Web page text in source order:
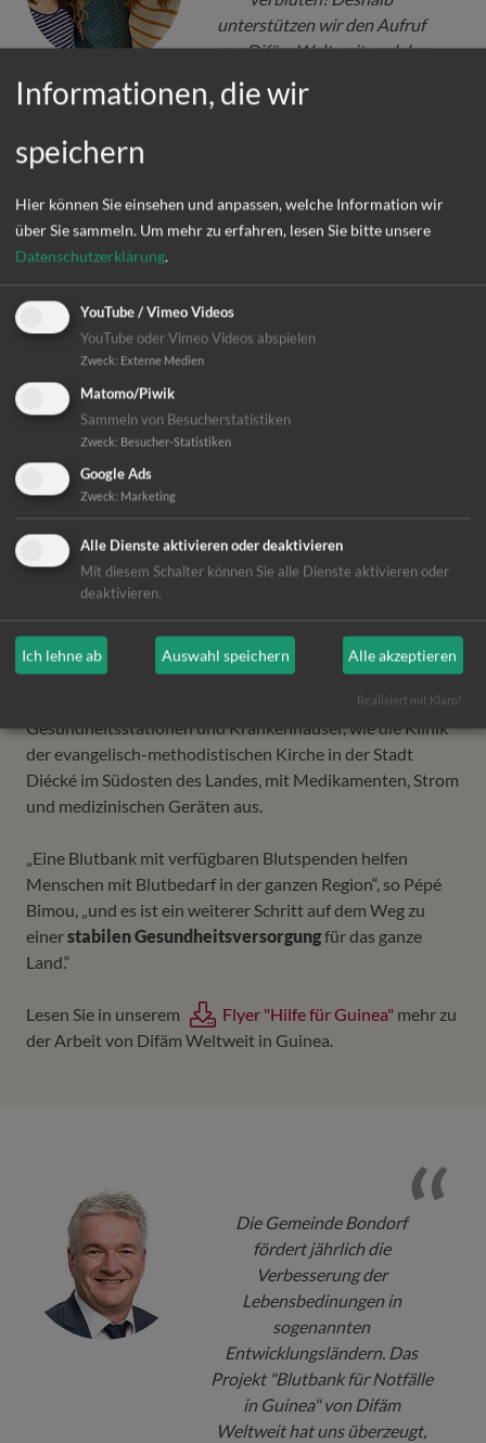
unterstützen wir den Aufruf
von Difäm Weltweit und den
Aufbau einer Blutbank für
sichere Geburten in Guinea!
Damit der Start ins
Leben gelingt
Ihre Spende für eine gesunde
Zukunft für Mütter und Kinder
Gesundheitsversorgung
vor allem für Mütter und
und RECOSAC, dem
Dachverband kirchlicher Gesundheitseinrichtungen in
Guinea, bilden wir Gesundheitsfachkräfte aus und statten
Gesundheitsstationen und Krankenhäuser, wie die Klinik
der evangelisch-methodistischen Kirche in der Stadt
Diécké im Südosten des Landes, mit Medikamenten, Strom
und medizinischen Geräten aus.
„Eine Blutbank mit verfügbaren Blutspenden helfen
Menschen mit Blutbedarf in der ganzen Region“, so Pépé
Bimou, „und es ist ein weiterer Schritt auf dem Weg zu
einerstabilen Gesundheitsversorgungfür das ganze
Land.“
Lesen Sie in unserem Flyer "Hilfe für Guinea" mehr zu
der Arbeit von Difäm Weltweit in Guinea.
Die Gemeinde Bondorf
fördert jährlich die
Verbesserung der
Lebensbedinungen in
sogenannten
Entwicklungsländern. Das
Projekt "Blutbank für Notfälle
in Guinea" von Difäm
Weltweit hat uns überzeugt,
Informationen, die wir
speichern
Hier können Sie einsehen und anpassen, welche Information wir
über Sie sammeln. Um mehr zu erfahren, lesen Sie bitte unsere
Datenschutzerklärung.
YouTube / Vimeo Videos
YouTube oder Vimeo Videos abspielen
Zweck: Externe Medien
Matomo/Piwik
Sammeln von Besucherstatistiken
Zweck: Besucher-Statistiken
Google Ads
Zweck: Marketing
Alle Dienste aktivieren oder deaktivieren
Mit diesem Schalter können Sie alle Dienste aktivieren oder
deaktivieren.
Ich lehne ab Auswahl speichern Alle akzeptieren
Realisiert mit Klaro!